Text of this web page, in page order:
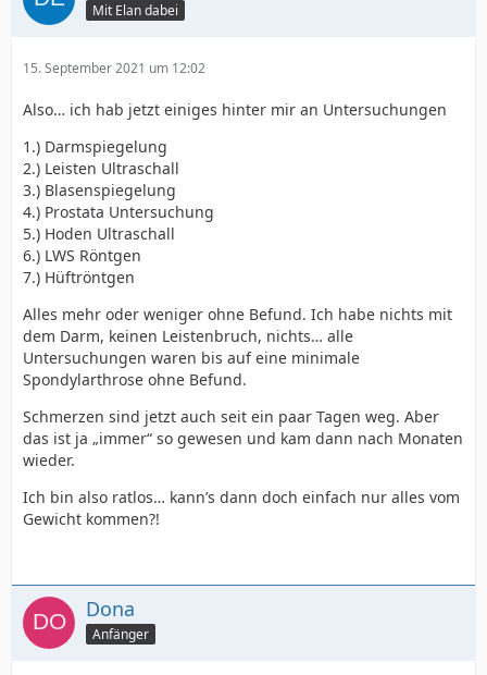
Mit Elan dabei
15. September 2021 um 12:02
Also… ich hab jetzt einiges hinter mir an Untersuchungen
1.) Darmspiegelung
2.) Leisten Ultraschall
3.) Blasenspiegelung
4.) Prostata Untersuchung
5.) Hoden Ultraschall
6.) LWS Röntgen
7.) Hüftröntgen
Alles mehr oder weniger ohne Befund. Ich habe nichts mit
dem Darm, keinen Leistenbruch, nichts… alle
Untersuchungen waren bis auf eine minimale
Spondylarthrose ohne Befund.
Schmerzen sind jetzt auch seit ein paar Tagen weg. Aber
das ist ja „immer“ so gewesen und kam dann nach Monaten
wieder.
Ich bin also ratlos… kann’s dann doch einfach nur alles vom
Gewicht kommen?!
Dona
Anfänger